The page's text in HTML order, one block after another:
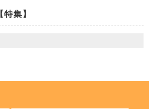
【特集】